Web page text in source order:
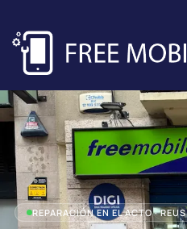
REPARACIÓN EN EL ACTO · REUS